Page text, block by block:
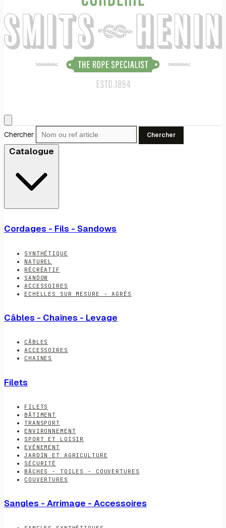
Chercher Chercher
Catalogue
Cordages - Fils - Sandows
SYNTHÉTIQUE
NATUREL
RÉCRÉATIF
SANDOW
ACCESSOIRES
ECHELLES SUR MESURE - AGRÈS
Câbles - Chaînes - Levage
CÂBLES
ACCESSOIRES
CHAINES
Filets
FILETS
BÂTIMENT
TRANSPORT
ENVIRONNEMENT
SPORT ET LOISIR
EVÉNEMENT
JARDIN ET AGRICULTURE
SÉCURITÉ
BÂCHES - TOILES - COUVERTURES
COUVERTURES
Sangles - Arrimage - Accessoires